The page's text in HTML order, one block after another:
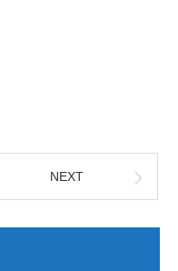
NEXT